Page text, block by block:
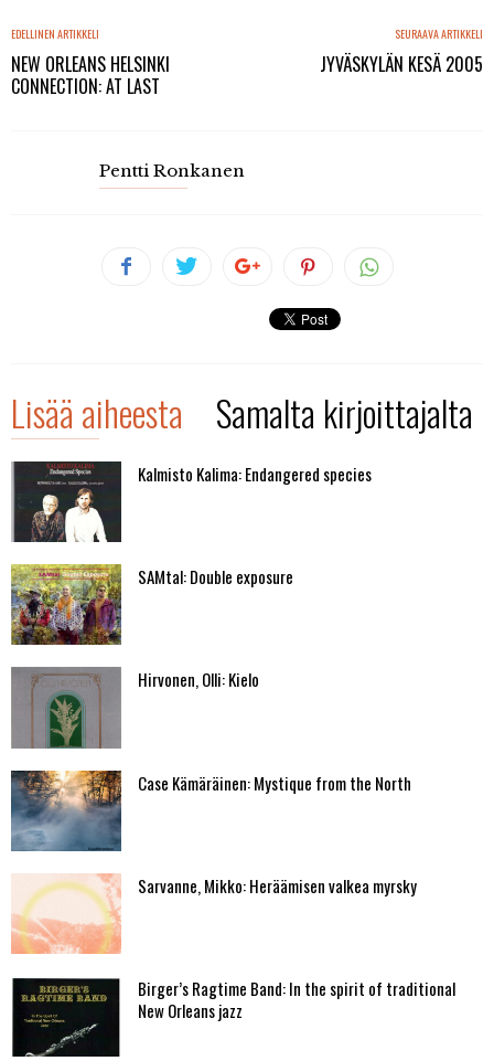
EDELLINEN ARTIKKELI
NEW ORLEANS HELSINKI
CONNECTION: AT LAST
SEURAAVA ARTIKKELI
JYVÄSKYLÄN KESÄ 2005
Pentti Ronkanen
Lisää aiheesta Samalta kirjoittajalta
Kalmisto Kalima: Endangered species
SAMtal: Double exposure
Hirvonen, Olli: Kielo
Case Kämäräinen: Mystique from the North
Sarvanne, Mikko: Heräämisen valkea myrsky
Birger’s Ragtime Band: In the spirit of traditional
New Orleans jazz